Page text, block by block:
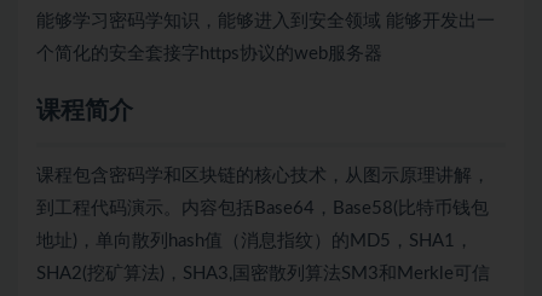
能够学习密码学知识，能够进入到安全领域 能够开发出一
个简化的安全套接字https协议的web服务器
课程简介
课程包含密码学和区块链的核心技术，从图示原理讲解，
到工程代码演示。内容包括Base64，Base58(比特币钱包
地址)，单向散列hash值（消息指纹）的MD5，SHA1，
SHA2(挖矿算法)，SHA3,国密散列算法SM3和Merkle可信